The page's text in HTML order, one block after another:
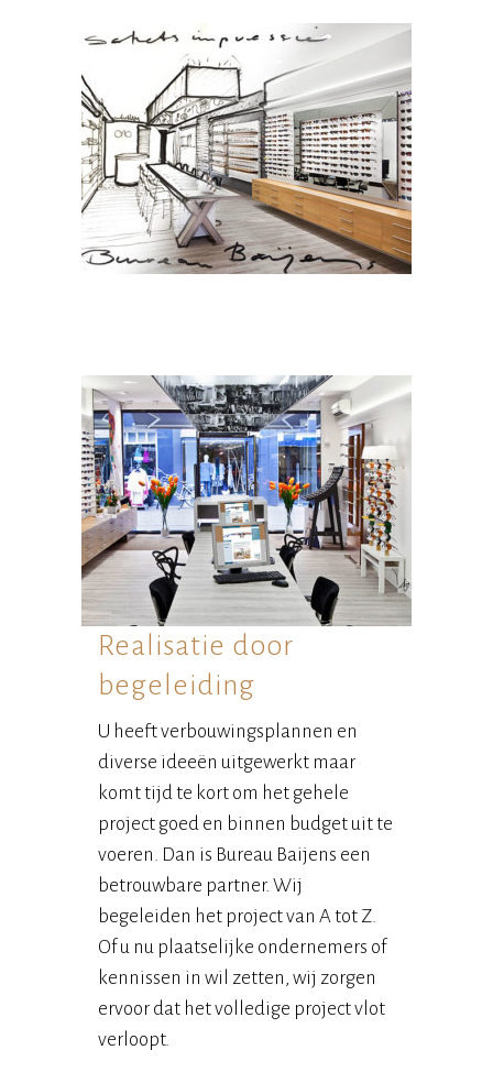
Realisatie door
begeleiding
U heeft verbouwingsplannen en
diverse ideeën uitgewerkt maar
komt tijd te kort om het gehele
project goed en binnen budget uit te
voeren. Dan is Bureau Baijens een
betrouwbare partner. Wij
begeleiden het project van A tot Z.
Of u nu plaatselijke ondernemers of
kennissen in wil zetten, wij zorgen
ervoor dat het volledige project vlot
verloopt.